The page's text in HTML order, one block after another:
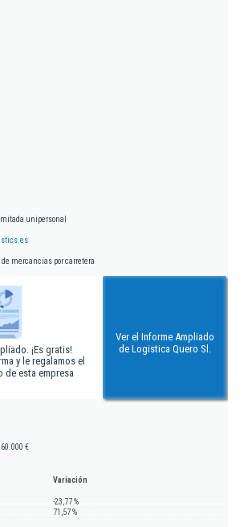
unipersonal
de mercancías por carretera
¡Es gratis!
y le regalamos el
de esta empresa
Ver el Informe Ampliado
de Logistica Quero Sl.
60.000 €
Variación
-23,77 %
71,57 %